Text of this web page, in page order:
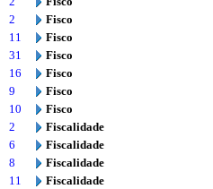
2
Fisco
11
Fisco
31
Fisco
16
Fisco
9
Fisco
10
Fisco
2
Fiscalidade
6
Fiscalidade
8
Fiscalidade
11
Fiscalidade